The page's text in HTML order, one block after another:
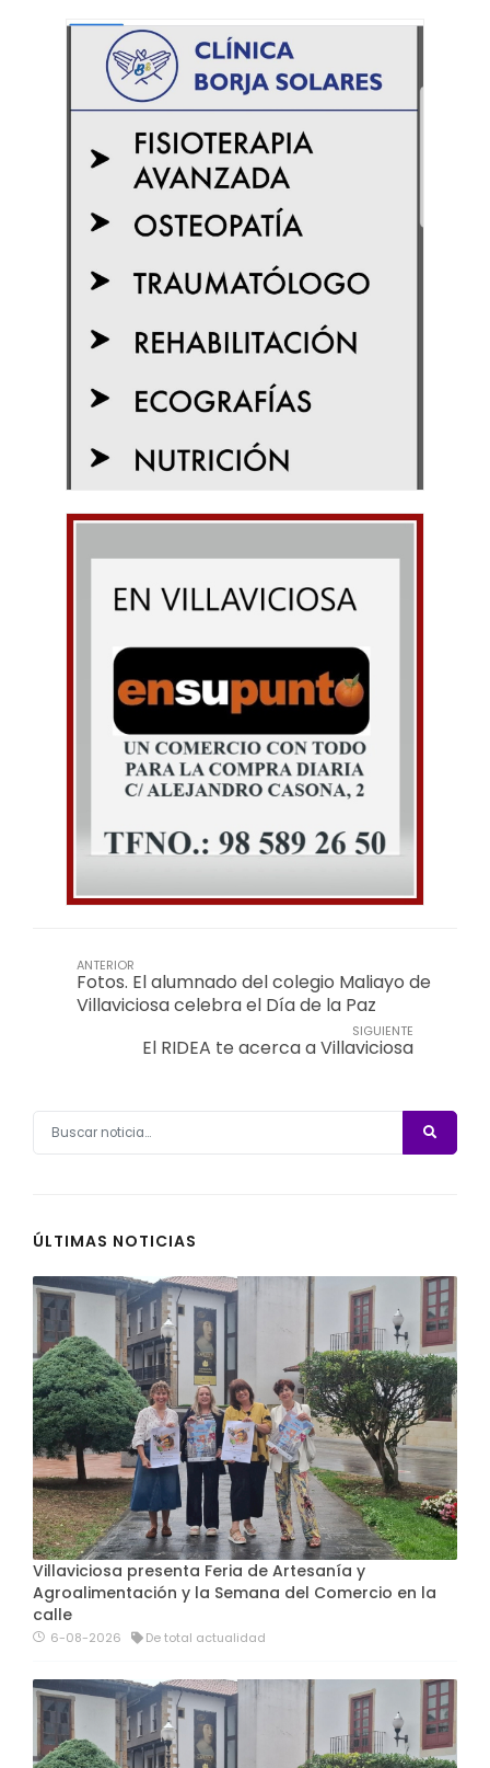
ANTERIOR
Fotos. El alumnado del colegio Maliayo de
Villaviciosa celebra el Día de la Paz
SIGUIENTE
El RIDEA te acerca a Villaviciosa
ÚLTIMAS NOTICIAS
Villaviciosa presenta Feria de Artesanía y
Agroalimentación y la Semana del Comercio en la
calle
6-08-2026 De total actualidad